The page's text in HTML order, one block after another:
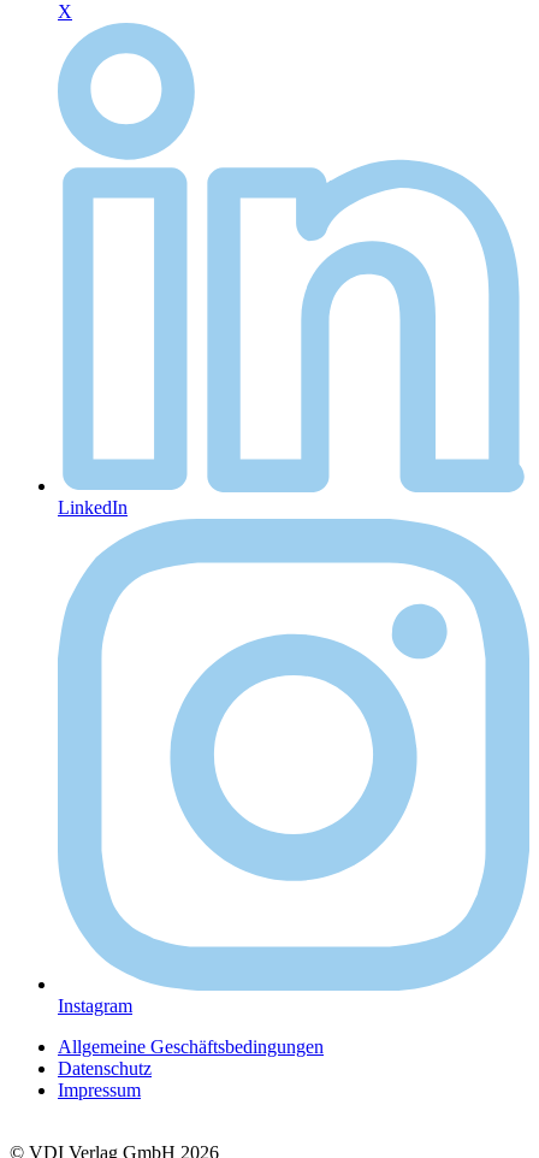
X
LinkedIn
Instagram
Allgemeine Geschäftsbedingungen
Datenschutz
Impressum
© VDI Verlag GmbH 2026